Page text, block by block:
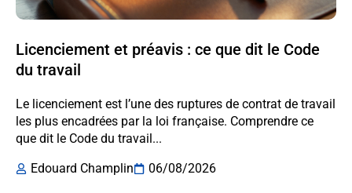
Licenciement et préavis : ce que dit le Code
du travail
Le licenciement est l’une des ruptures de contrat de travail
les plus encadrées par la loi française. Comprendre ce
que dit le Code du travail...
Edouard Champlin
06/08/2026